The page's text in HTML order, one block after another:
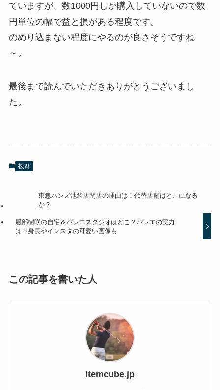
ていますが、数1000円しか購入していないので数
円単位の幅で益と損がある程度です。
のめり込まない程度にやるのが良さそうですね
～。
最後まで読んでいただきありがとうございまし
た。
投資
東急ハンズ池袋店閉店の理由は！代替店舗はどこになる
か？
服部樹咲の自宅＆バレエスタジオはどこ？バレエの実力
は？身長やインスタの可愛い画像も
この記事を書いた人
itemcube.jp